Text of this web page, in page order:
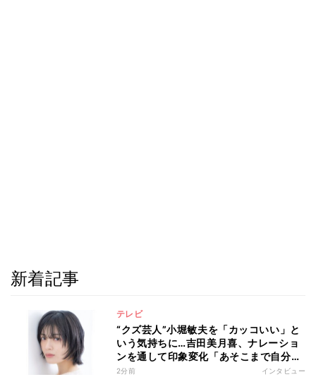
新着記事
テレビ
“クズ芸人”小堀敏夫を「カッコいい」と
いう気持ちに…吉田美月喜、ナレーショ
ンを通して印象変化「あそこまで自分に
正直に生きられる人は、なかなかいな
2分前 インタビュー